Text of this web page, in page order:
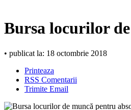
Bursa locurilor
• publicat la: 18 octombrie 2018
Printeaza
RSS Comentarii
Trimite Email